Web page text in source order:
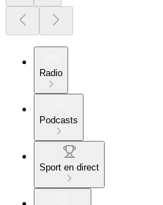
Radio
Podcasts
Sport en direct